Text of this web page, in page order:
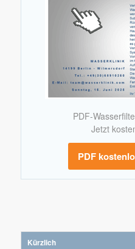
PDF-
Jetzt
PDF
Kürzlich